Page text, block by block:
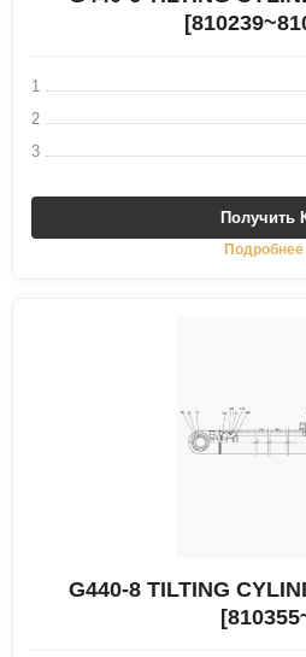
1
2
3
Получить
Подробнее
G440-8 TILTING